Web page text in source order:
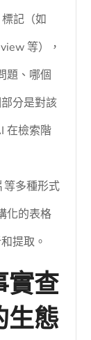
標記（如
等），
題、哪個
分是對該
在檢索階
等多種形式
化的表格
提取。
查
態